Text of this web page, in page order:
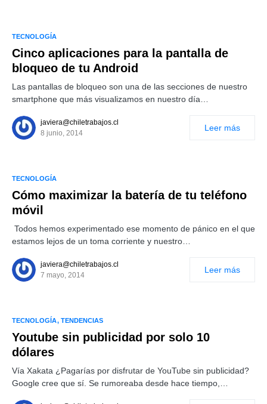
TECNOLOGÍA
Cinco aplicaciones para la pantalla de
bloqueo de tu Android
Las pantallas de bloqueo son una de las secciones de nuestro
smartphone que más visualizamos en nuestro día…
javiera@chiletrabajos.cl
8 junio, 2014
Leer más
TECNOLOGÍA
Cómo maximizar la batería de tu teléfono
móvil
Todos hemos experimentado ese momento de pánico en el que
estamos lejos de un toma corriente y nuestro…
javiera@chiletrabajos.cl
7 mayo, 2014
Leer más
TECNOLOGÍA TENDENCIAS
Youtube sin publicidad por solo 10
dólares
Vía Xakata ¿Pagarías por disfrutar de YouTube sin publicidad?
Google cree que sí. Se rumoreaba desde hace tiempo,…